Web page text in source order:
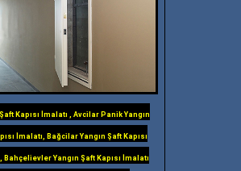
Kapısı İmalatı , Avcilar Panik Yangın
İmalatı, Bağcilar Yangın Şaft Kapısı
, Bahçelievler Yangın Şaft Kapısı İmalatı